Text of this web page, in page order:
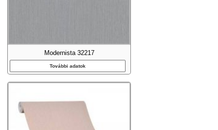
Modernista 32217
További adatok